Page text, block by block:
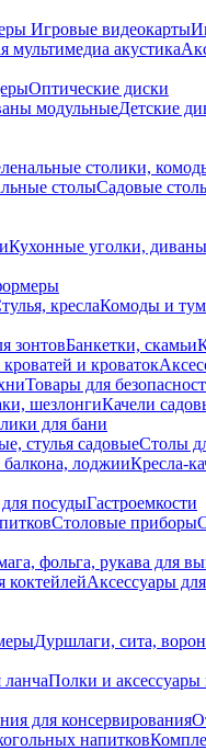
Игровые видеокарты
мультимедиа акустика
Оптические диски
модульныеДетские
столики,
столыСадовые
Кухонные уголки, диваны
креслаКомоды и
зонтовБанкетки, скамьи
и кроваток
Товары для
шезлонгиКачели
для бани
стулья садовыеСтолы
лоджииКресла-
посудыГастроемкости
Столовые приборы
фольга, рукава для
коктейлейАксессуары
Дуршлаги, сита,
ланчаПолки и аксессуары
для консервирования
напитков